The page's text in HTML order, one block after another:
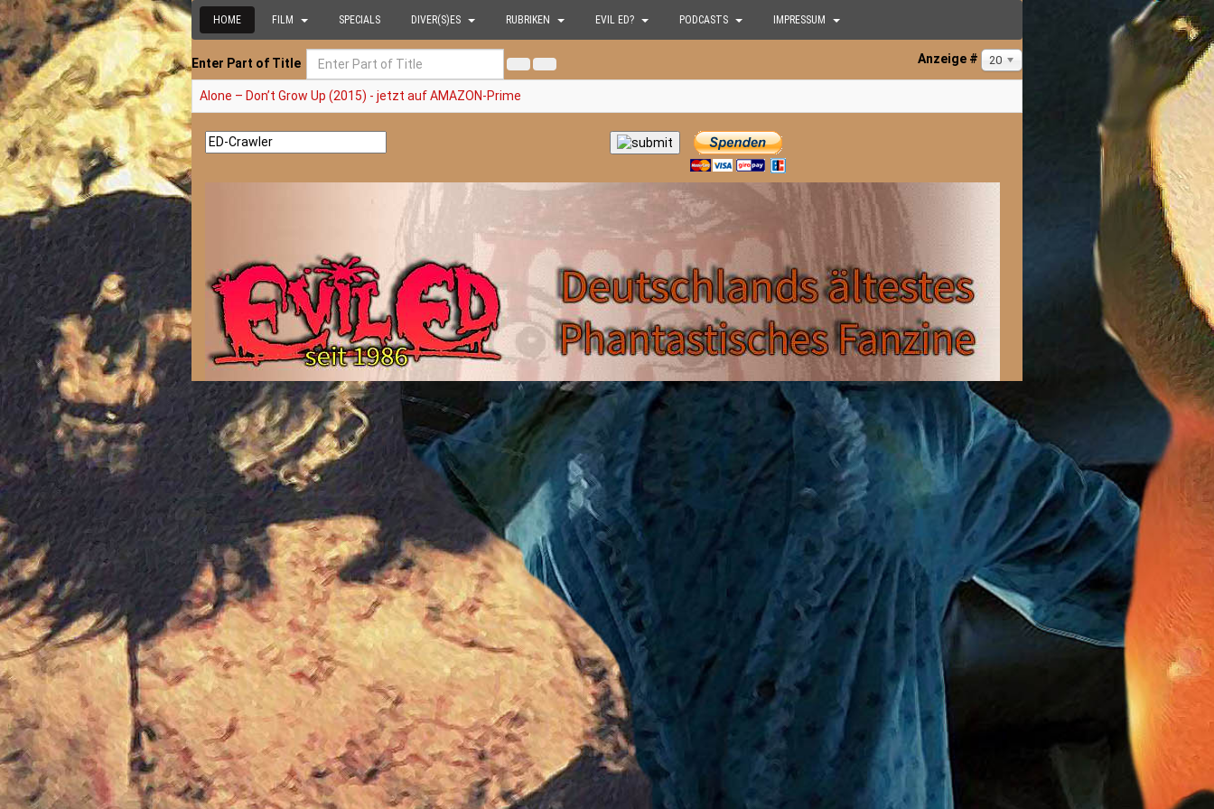
HOME FILM SPECIALS DIVER(S)ES RUBRIKEN EVIL ED? PODCASTS IMPRESSUM
Enter Part of Title Anzeige # 20
Alone – Don’t Grow Up (2015) - jetzt auf AMAZON-Prime